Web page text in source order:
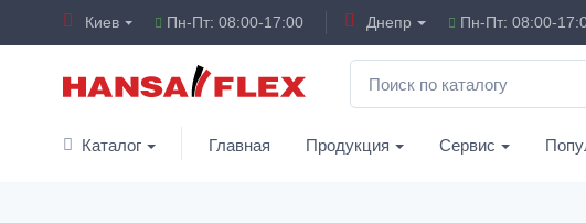
Киев Пн-Пт: 08:00-17:00 Днепр Пн-Пт: 08:00-
Каталог Главная Продукция Сервис